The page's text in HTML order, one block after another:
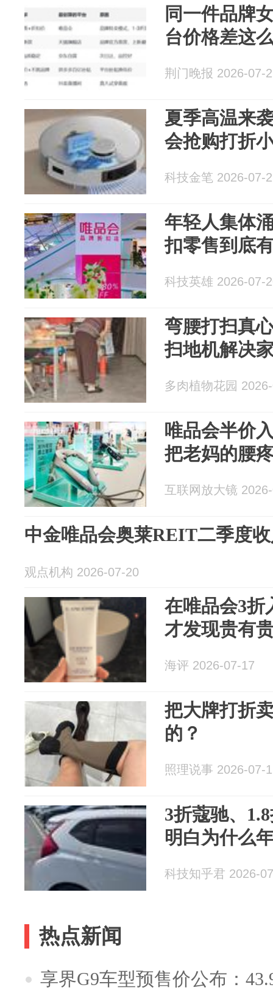
同一件品牌
台价格差这
荆门晚报 2026-07-
夏季高温来
会抢购打折
科技金笔 2026-07-
年轻人集体
扣零售到底
科技英雄 2026-07-
弯腰打扫真
扫地机解决
多肉植物花园
唯品会半价
把老妈的腰
互联网放大镜
中金唯品会奥莱REIT二季度收
观点机构 2026-07-20
在唯品会3折
才发现贵有
海评 2026-07-17
把大牌打折
的？
照理说事 2026-07-
3折蔻驰、
明白为什么
科技知乎君 2026-
热点新闻
享界G9车型预售价公布：